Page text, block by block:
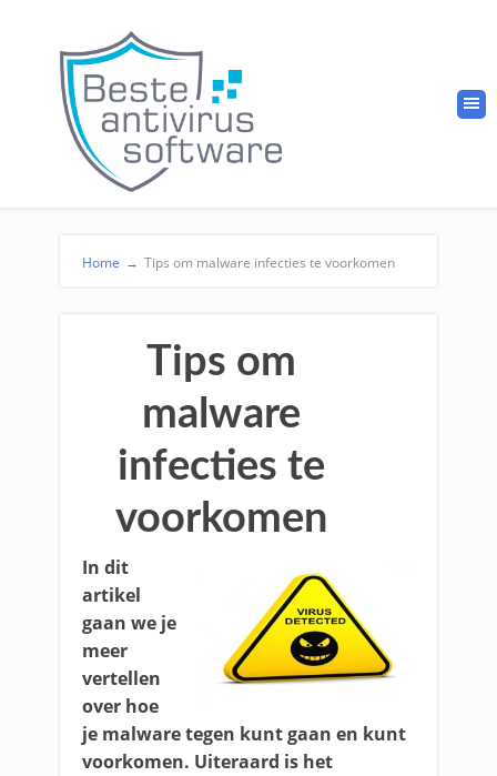
Home → Tips om malware infecties te voorkomen
Tips om
malware
infecties te
voorkomen
In dit
artikel
gaan we je
meer
vertellen
over hoe
je malware tegen kunt gaan en kunt
voorkomen. Uiteraard is het